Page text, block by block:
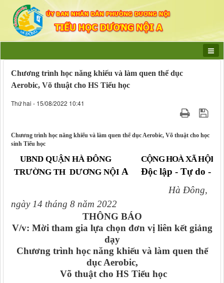
Chương trình học năng khiếu và làm quen thể dục
Aerobic, Võ thuật cho HS Tiểu học
Thứ hai - 15/08/2022 10:41
Chương trình học năng khiếu và làm quen thể dục Aerobic, Võ thuật cho học
sinh Tiểu học
UBND QUẬN HÀ ĐÔNG
TRƯỜNG TH DƯƠNG NỘI A
CỘNG HOÀ XÃ HỘI
Độc lập - Tự do -
Hà Đông,
ngày 14 tháng 8 năm 2022
THÔNG BÁO
V/v: Mời tham gia lựa chọn đơn vị liên kết giảng
dạy
Chương trình học năng khiếu và làm quen thể
dục Aerobic,
Võ thuật cho HS Tiểu học